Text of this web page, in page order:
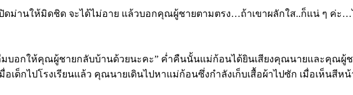
านให้มิดชิด จะได้ไม่อาย แล้วบอกคุณผู้ชายตามตรง…ถ้าเขาผลักใส..ก็แน่ ๆ ค่ะ…
บอกให้คุณผู้ชายกลับบ้านด้วยนะคะ” ค่ำคืนนั้นแม่ก้อนได้ยินเสียงคุณนายและคุณผู้ช
อเด็กไปโรงเรียนแล้ว คุณนายเดินไปหาแม่ก้อนซึ่งกำลังเก็บเสื้อผ้าไปซัก เมื่อเห็นสี